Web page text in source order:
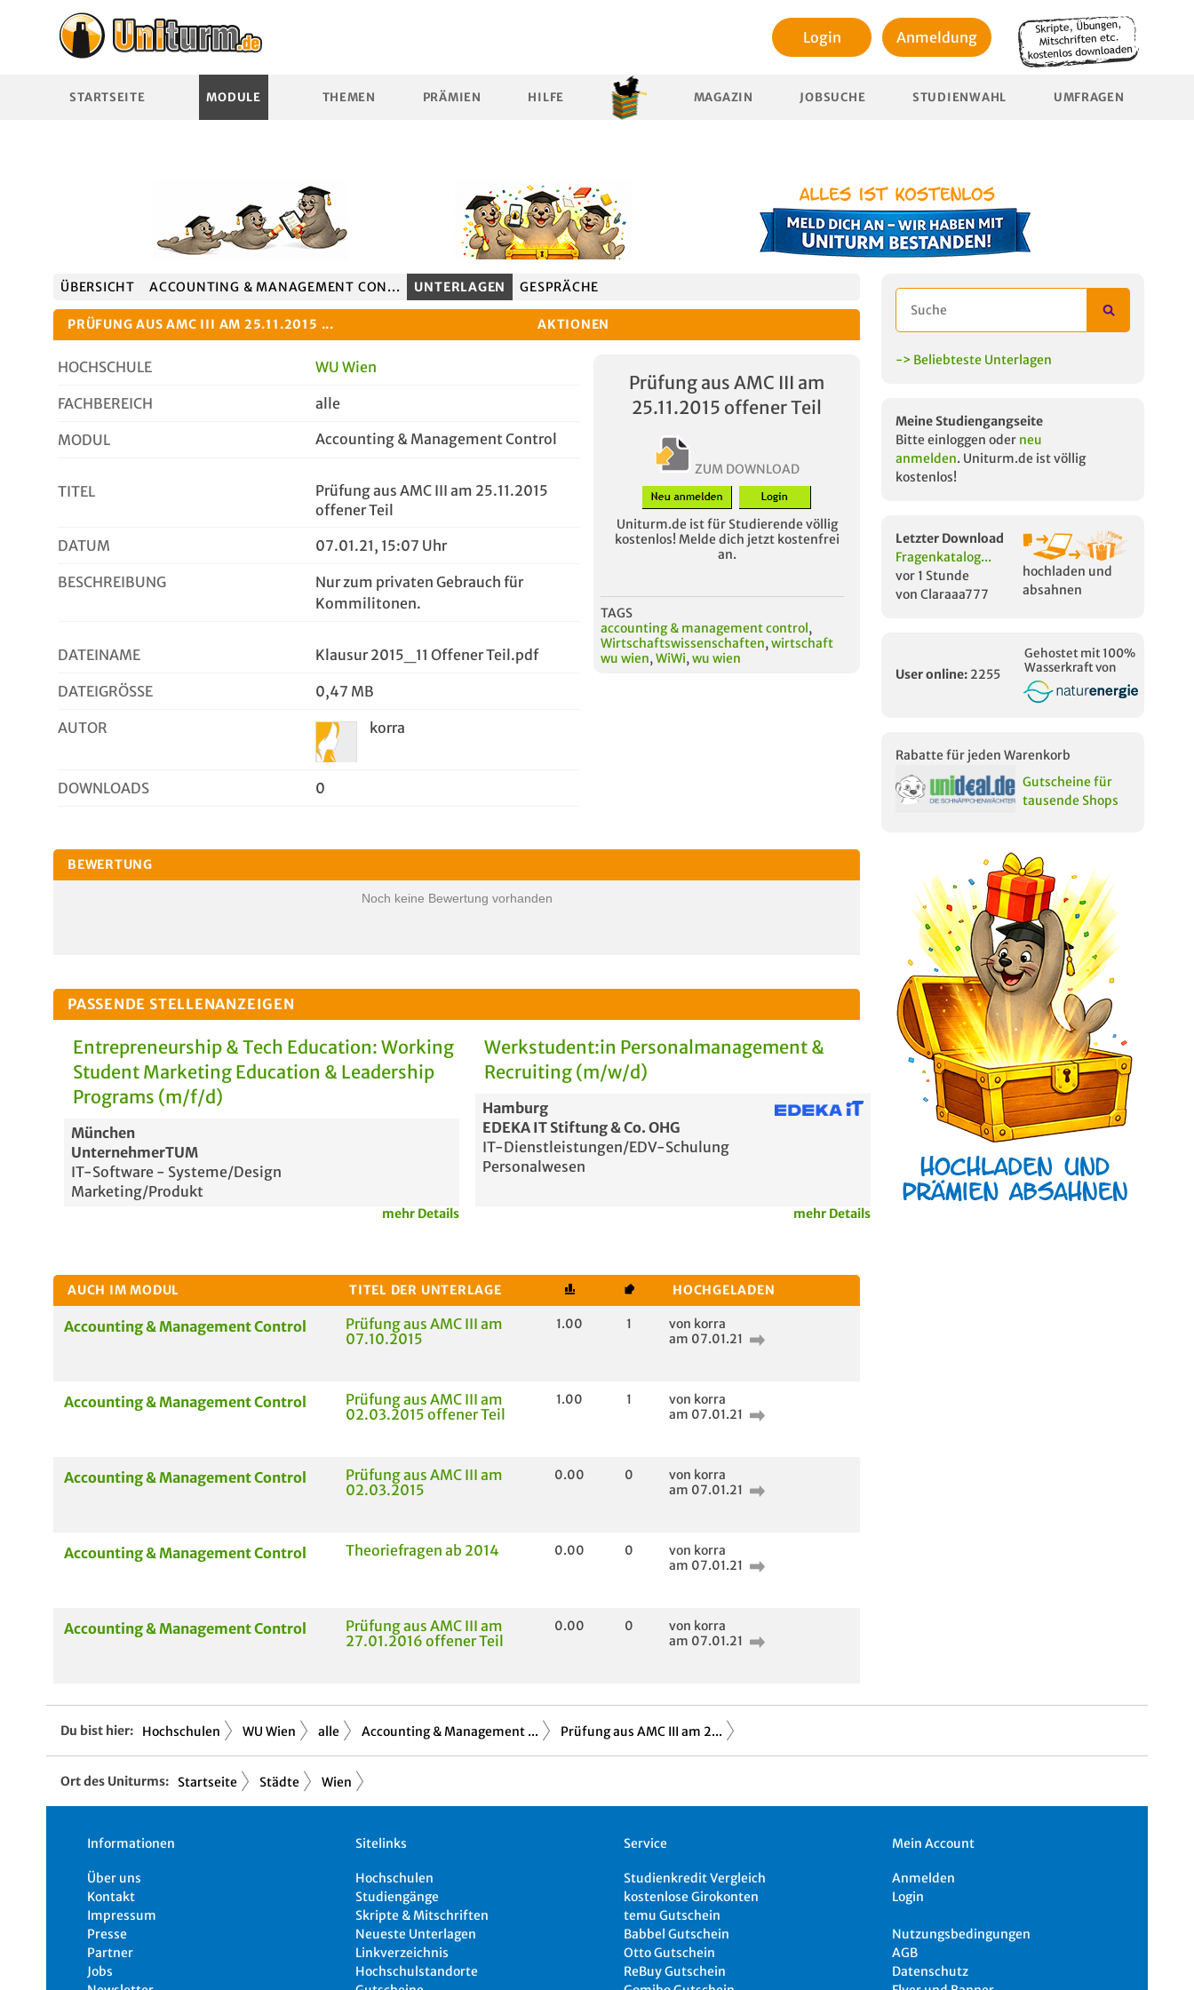
Login Anmeldung
STARTSEITE MODULE THEMEN PRÄMIEN HILFE MAGAZIN JOBSUCHE STUDIENWAHL UMFRAGEN
ÜBERSICHT ACCOUNTING & MANAGEMENT CON... UNTERLAGEN GESPRÄCHE
PRÜFUNG AUS AMC III AM 25.11.2015 ... AKTIONEN
HOCHSCHULE WU Wien
FACHBEREICH alle
MODUL Accounting & Management Control
TITEL
Prüfung aus AMC III am 25.11.2015
offener Teil
DATUM
07.01.21, 15:07 Uhr
BESCHREIBUNG
Nur zum privaten Gebrauch für
Kommilitonen.
DATEINAME Klausur 2015_11 Offener Teil.pdf
DATEIGRÖSSE 0,47 MB
AUTOR korra
DOWNLOADS 0
Prüfung aus AMC III am
25.11.2015 offener Teil
ZUM DOWNLOAD
Uniturm.de ist für Studierende völlig
kostenlos! Melde dich jetzt kostenfrei
an.
TAGS
accounting & management control,
Wirtschaftswissenschaften, wirtschaft
wu wien, WiWi, wu wien
BEWERTUNG
Noch keine Bewertung vorhanden
PASSENDE STELLENANZEIGEN
Entrepreneurship & Tech Education: Working
Student Marketing Education & Leadership
Programs (m/f/d)
München
UnternehmerTUM
IT-Software - Systeme/Design
Marketing/Produkt
mehr Details
Werkstudent:in Personalmanagement &
Recruiting (m/w/d)
Hamburg
EDEKA IT Stiftung & Co. OHG
IT-Dienstleistungen/EDV-Schulung
Personalwesen
mehr Details
AUCH IM MODUL TITEL DER UNTERLAGE HOCHGELADEN
Accounting & Management Control
Prüfung aus AMC III am
07.10.2015
1.00 1
von korra
am 07.01.21
Accounting & Management Control
Prüfung aus AMC III am
02.03.2015 offener Teil
1.00 1
von korra
am 07.01.21
Accounting & Management Control
Prüfung aus AMC III am
02.03.2015
0.00 0
von korra
am 07.01.21
Accounting & Management Control Theoriefragen ab 2014 0.00 0
von korra
am 07.01.21
Accounting & Management Control
Prüfung aus AMC III am
27.01.2016 offener Teil
0.00 0
von korra
am 07.01.21
-> Beliebteste Unterlagen
Meine Studiengangseite
Bitte einloggen oder neu
anmelden. Uniturm.de ist völlig
kostenlos!
Letzter Download
Fragenkatalog...
vor 1 Stunde
von Claraaa777
hochladen und
absahnen
User online: 2255
Gehostet mit 100%
Wasserkraft von
Rabatte für jeden Warenkorb
Gutscheine für
tausende Shops
Du bist hier: Hochschulen WU Wien alle Accounting & Management ... Prüfung aus AMC III am 2...
Ort des Uniturms: Startseite Städte Wien
Informationen
Über uns
Kontakt
Impressum
Presse
Partner
Jobs
Sitelinks
Hochschulen
Studiengänge
Skripte & Mitschriften
Neueste Unterlagen
Linkverzeichnis
Hochschulstandorte
Service
Studienkredit Vergleich
kostenlose Girokonten
temu Gutschein
Babbel Gutschein
Otto Gutschein
ReBuy Gutschein
Mein Account
Anmelden
Login
Nutzungsbedingungen
AGB
Datenschutz